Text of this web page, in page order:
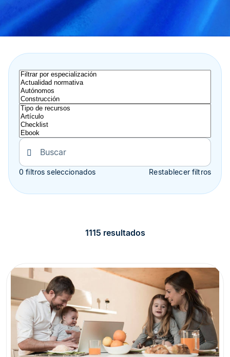
0 filtros seleccionados Restablecer filtros
1115 resultados